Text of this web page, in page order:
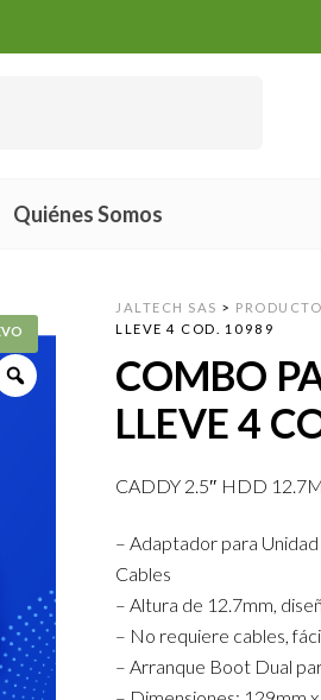
Quiénes Somos
JALTECH SAS >
LLEVE 4 COD. 10989
COMBO
LLEVE 4
CADDY 2.5″ HDD
– Adaptador para
Cables
– Altura de 12.7mm,
– No requiere cables,
– Arranque Boot Dual